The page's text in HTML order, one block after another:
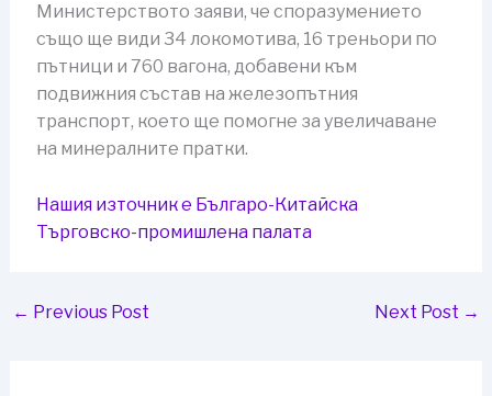
Министерството заяви, че споразумението
също ще види 34 локомотива, 16 треньори по
пътници и 760 вагона, добавени към
подвижния състав на железопътния
транспорт, което ще помогне за увеличаване
на минералните пратки.
Нашия източник е Българо-Китайска
Търговско-промишлена палaта
← Previous Post Next Post →